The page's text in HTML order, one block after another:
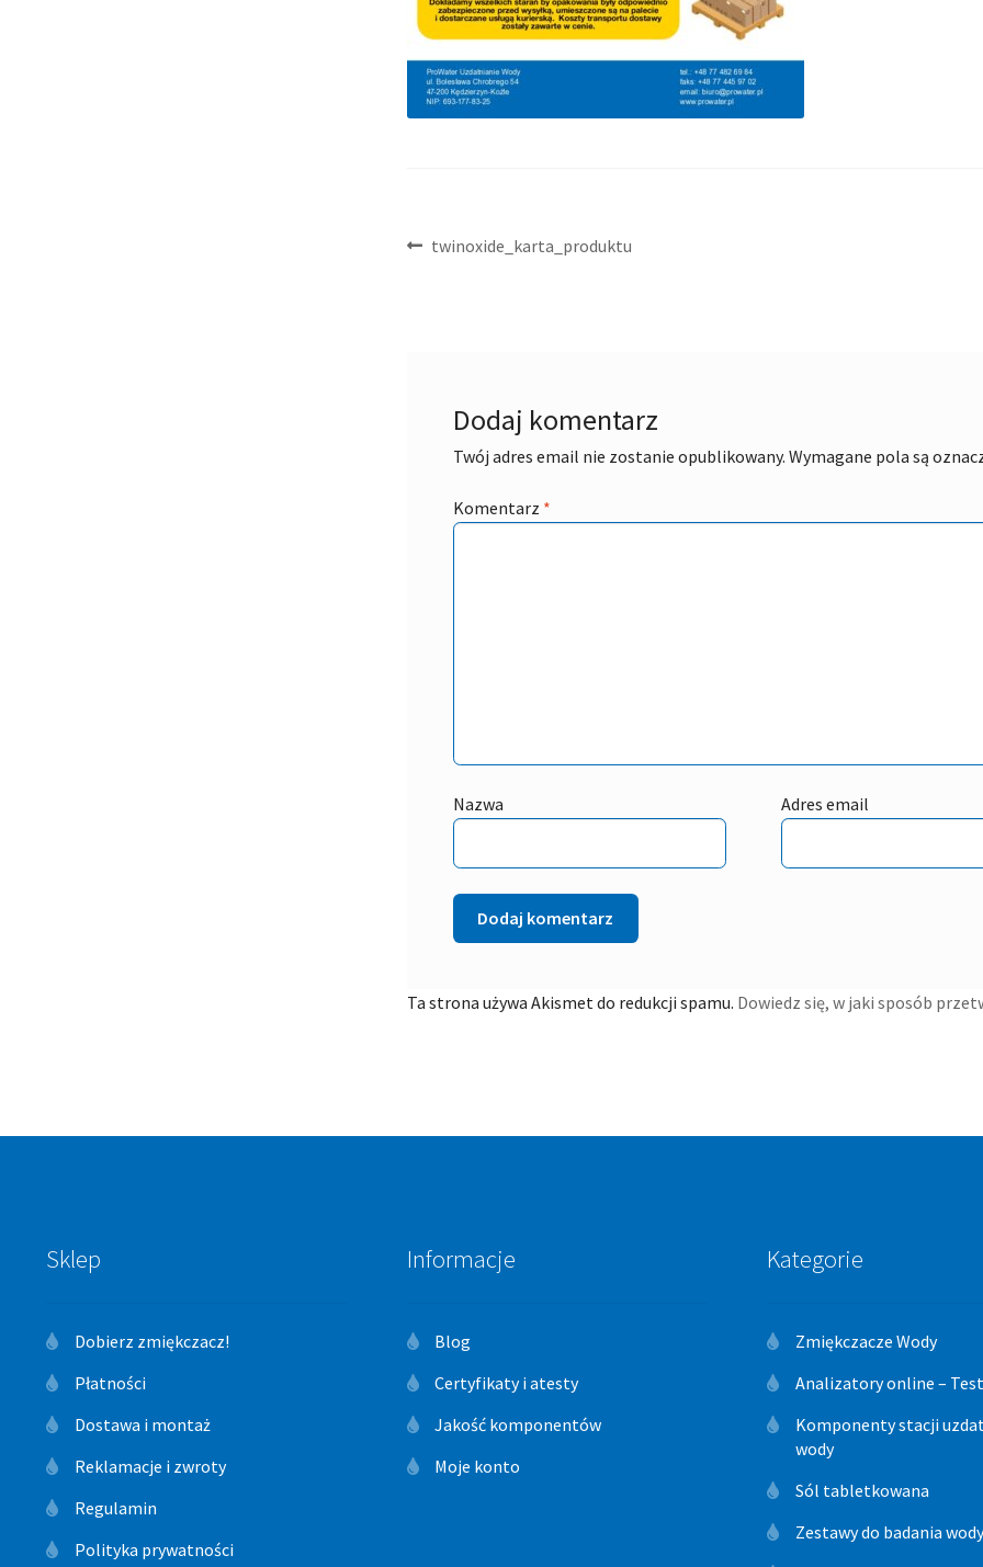
Nawigacja
Poprzedni
twinoxide_karta_produktu
Dodaj komentarz
Twój adres email nie zostanie opublikowany. Wymagane pola są
Komentarz *
Nazwa Adres email
Ta strona używa Akismet do redukcji spamu. Dowiedz się, w jaki sposób
Sklep
Dobierz zmiękczacz!
Płatności
Dostawa i montaż
Reklamacje i zwroty
Regulamin
Polityka prywatności
Informacje
Blog
Certyfikaty i atesty
Jakość komponentów
Moje konto
Kategorie
Zmiękczacze Wody
Analizatory online –
Komponenty stacji
wody
Sól tabletkowana
Zestawy do badania